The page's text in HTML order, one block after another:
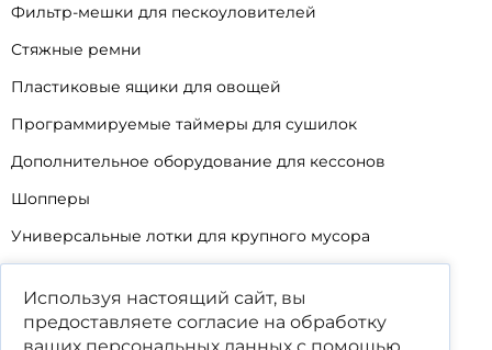
Фильтр-мешки для пескоуловителей
Стяжные ремни
Пластиковые ящики для овощей
Программируемые таймеры для сушилок
Дополнительное оборудование для кессонов
Шопперы
Универсальные лотки для крупного мусора
Уцененные товары
Используя настоящий сайт, вы
предоставляете согласие на обработку